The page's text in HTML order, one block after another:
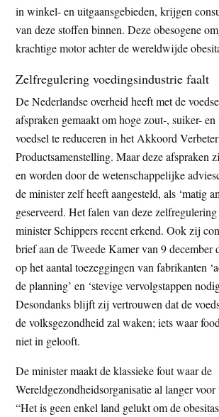
in winkel- en uitgaansgebieden, krijgen
van deze stoffen binnen. Deze obesogene
krachtige motor achter de wereldwijde
Zelfregulering voedingsindustrie faalt
De Nederlandse overheid heeft met de
afspraken gemaakt om hoge zout-, suiker- en
voedsel te reduceren in het Akkoord
Productsamenstelling. Maar deze afspraken
en worden door de wetenschappelijke
de minister zelf heeft aangesteld, als ‘matig
geserveerd. Het falen van deze
minister Schippers recent erkend. Ook zij
brief aan de Tweede Kamer van 9 december
op het aantal toezeggingen van fabrikanten
de planning’ en ‘stevige vervolgstappen
Desondanks blijft zij vertrouwen dat de
de volksgezondheid zal waken; iets waar
niet in gelooft.
De minister maakt de klassieke fout waar de
Wereldgezondheidsorganisatie al langer
“Het is geen enkel land gelukt om de